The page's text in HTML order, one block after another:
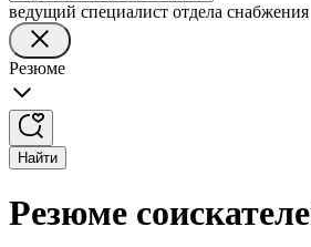
ведущий специалист отдела снабжения
Резюме
Найти
Резюме